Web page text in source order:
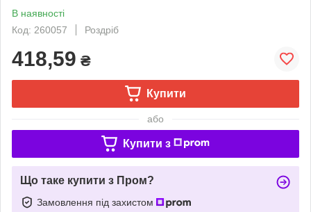
В наявності
Код: 260057
Роздріб
418,59 ₴
Купити
або
Купити з
Що таке купити з Пром?
Замовлення під захистом